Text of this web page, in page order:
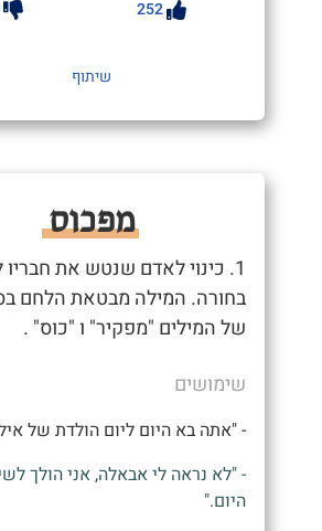
252
שיתוף
מפכוס
1. כינוי לאדם שנטש את
בחורה. המילה מבטאת הלחם
של המילים "מפקיר" ו "כוס" .
שימושים
- "אתה בא היום ליום הולדת של
- "לא נראה לי אבאלה, אני הולך
היום."